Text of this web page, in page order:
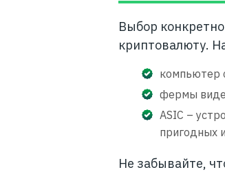
Выбор
криптовалюту.
компьютер
фермы
ASIC –
пригодных
Не забывайте,